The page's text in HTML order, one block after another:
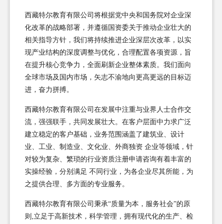
西藏特尔教育有限公司将根据党中央和国务院对企业深
化改革的战略部署，并遵循国资委关于推动企业壮大的
相关指导方针，我们将持续推进企业深层次改革，以实
现产业结构的深度调整与优化，合理配置各项资源，旨
在提升核心竞争力，全面刷新企业整体素质。我们面向
全球市场及国内市场，矢志不渝地向更高更远的目标迈
进，奋力拼搏。
西藏特尔教育有限公司在发展中注重与业界人士合作交
流，强强联手，共同发展壮大。在客户层面中力求广泛
建立稳定的客户基础，业务范围涵盖了建筑业、设计
业、工业、制造业、文化业、外商独资 企业等领域，针
对较为复杂、繁琐的行业资质注册申请咨询有着丰富的
实操经验，分别满足 不同行业，为各企业尽其所能，为
之提供合理、多方面的专业服务。
西藏特尔教育有限公司秉承“质量为本，服务社会”的原
则,立足于高新技术，科学管理，拥有现代化的生产、检